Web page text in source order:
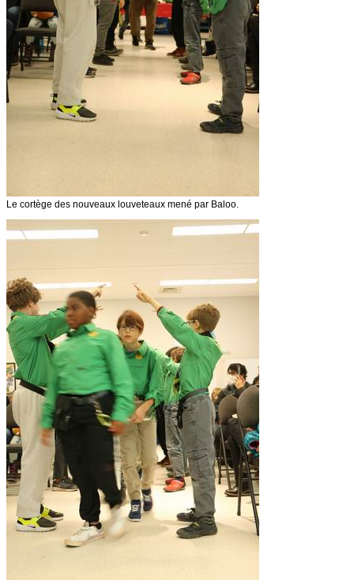
Le cortège des nouveaux louveteaux mené par Baloo.